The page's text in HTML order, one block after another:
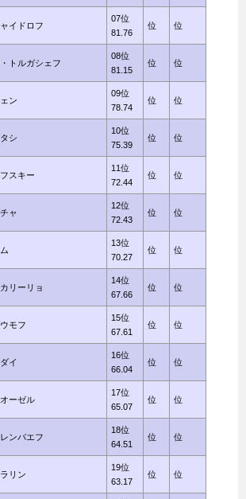
イドロフ
07位
81.76
位 位
トルガシェフ
08位
81.15
位 位
ン
09位
78.74
位 位
シ
10位
75.39
位 位
スキー
11位
72.44
位 位
ャ
12位
72.43
位 位
13位
70.27
位 位
リーリョ
14位
67.66
位 位
モフ
15位
67.61
位 位
イ
16位
66.04
位 位
ーゼル
17位
65.07
位 位
ンバエフ
18位
64.51
位 位
リン
19位
63.17
位 位